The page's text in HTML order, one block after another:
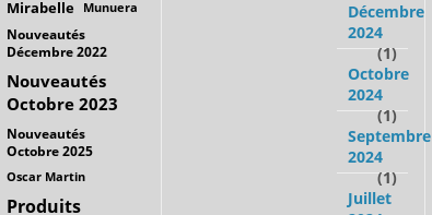
Mirabelle Munuera
Nouveautés
Décembre 2022
Nouveautés
Octobre 2023
Nouveautés
Octobre 2025
Oscar Martin
Produits
Décembre
2024
(1)
Octobre
2024
(1)
Septembre
2024
(1)
Juillet